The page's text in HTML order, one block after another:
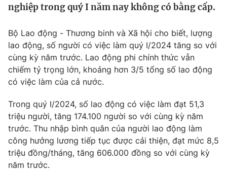
Thế giới đó đây
Câu chuyện quốc tế
Kinh tế
Tài chính
Thị trường
Góc doanh nghiệp
Dữ liệu và đời sống
Truyền hình
Phim VTV
Hậu trường
Nhân vật
Khán giả
Giải trí
Điện ảnh
Âm nhạc
Đời sống
Du lịch
nghiệp trong quý I năm nay không có bằng cấp.
Bộ Lao động - Thương binh và Xã hội cho biết, lượng
lao động, số người có việc làm quý I/2024 tăng so với
cùng kỳ năm trước. Lao động phi chính thức vẫn
chiếm tỷ trọng lớn, khoảng hơn 3/5 tổng số lao động
có việc làm của cả nước.
Trong quý I/2024, số lao động có việc làm đạt 51,3
triệu người, tăng 174.100 người so với cùng kỳ năm
trước. Thu nhập bình quân của người lao động làm
công hưởng lương tiếp tục được cải thiện, đạt mức 8,5
triệu đồng/tháng, tăng 606.000 đồng so với cùng kỳ
năm trước.